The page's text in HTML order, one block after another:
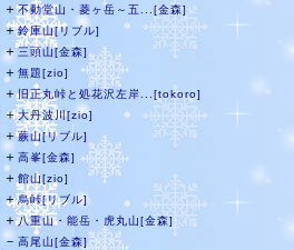
＋不動堂山・菱ヶ岳～五...[金森]
＋鈴庫山[リブル]
＋三頭山[金森]
＋ 無題[zio]
＋旧正丸峠と処花沢左岸...[tokoro]
＋大丹波川[zio]
＋蕨山[リブル]
＋ 高峯[金森]
＋ 館山[zio]
＋烏峠[リブル]
＋八重山・能岳・虎丸山[金森]
－ 高尾山[金森]